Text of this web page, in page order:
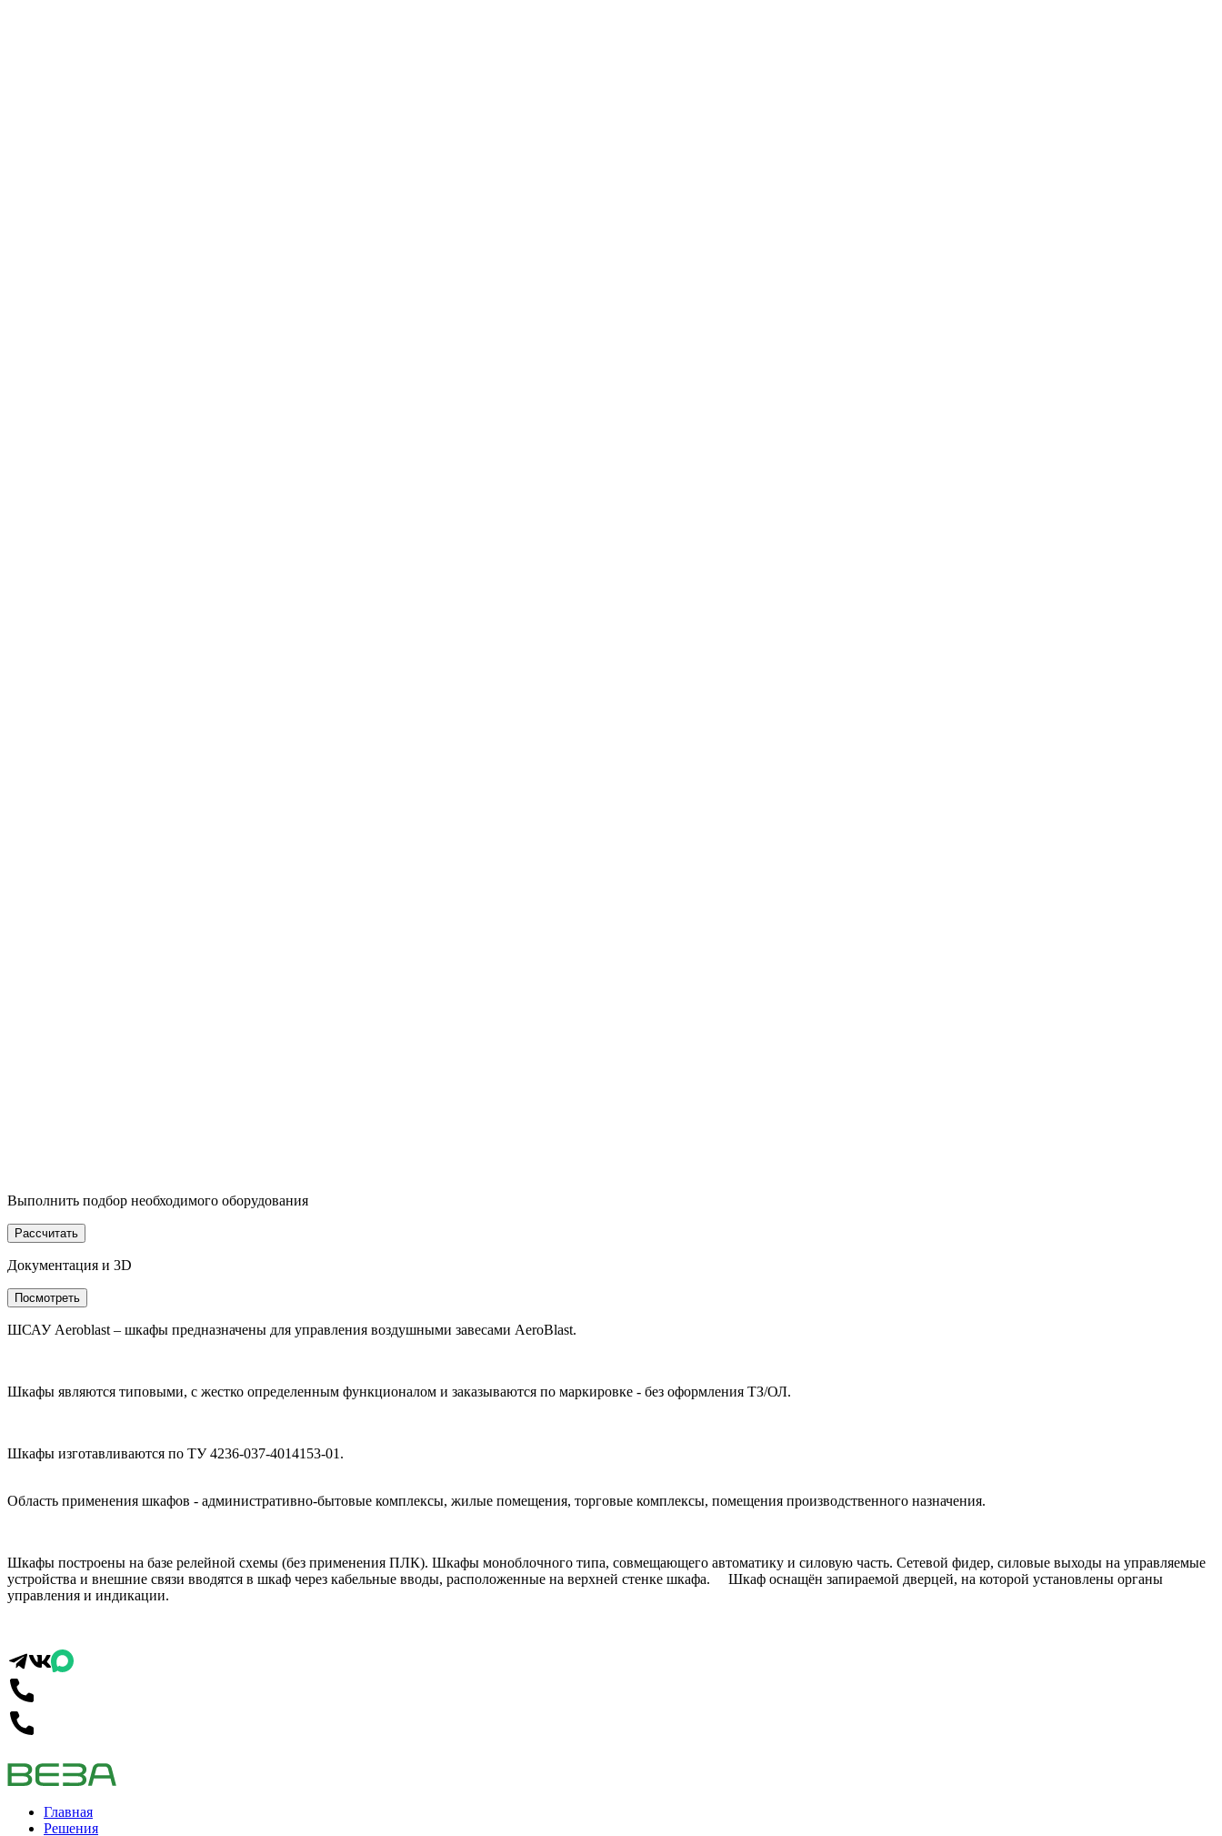
Выполнить подбор необходимого оборудования
Рассчитать
Документация и 3D
Посмотреть
ШСАУ Aeroblast – шкафы предназначены для управления воздушными завесами AeroBlast.
Шкафы являются типовыми, с жестко определенным функционалом и заказываются по маркировке - без оформления ТЗ/ОЛ.
Шкафы изготавливаются по ТУ 4236-037-4014153-01.
Область применения шкафов - административно-бытовые комплексы, жилые помещения, торговые комплексы, помещения производственного назначения.
Шкафы построены на базе релейной схемы (без применения ПЛК). Шкафы моноблочного типа, совмещающего автоматику и силовую часть. Сетевой фидер, силовые выходы на управляемые
устройства и внешние связи вводятся в шкаф через кабельные вводы, расположенные на верхней стенке шкафа. Шкаф оснащён запираемой дверцей, на которой установлены органы
управления и индикации.
Главная
Решения